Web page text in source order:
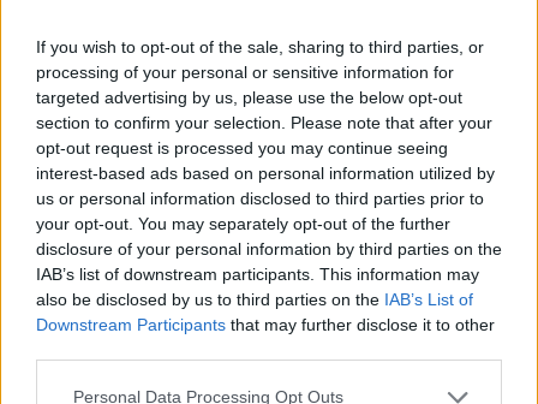
If you wish to opt-out of the sale, sharing to third parties, or
processing of your personal or sensitive information for
targeted advertising by us, please use the below opt-out
section to confirm your selection. Please note that after your
opt-out request is processed you may continue seeing
interest-based ads based on personal information utilized by
us or personal information disclosed to third parties prior to
your opt-out. You may separately opt-out of the further
disclosure of your personal information by third parties on the
IAB’s list of downstream participants. This information may
also be disclosed by us to third parties on the IAB’s List of
Downstream Participants that may further disclose it to other
Please note that this website/app uses one or more Google
Personal Data Processing Opt Outs